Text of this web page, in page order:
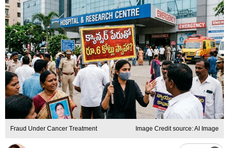
Fraud Under Cancer Treatment Image Credit source: AI Image